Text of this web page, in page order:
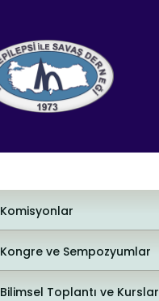
Komisyonlar
Kongre ve Sempozyumlar
Bilimsel Toplantı ve Kurslar